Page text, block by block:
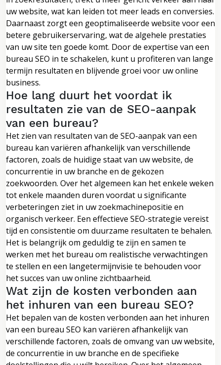
uw website, wat kan leiden tot meer leads en conversies.
Daarnaast zorgt een geoptimaliseerde website voor een
betere gebruikerservaring, wat de algehele prestaties
van uw site ten goede komt. Door de expertise van een
bureau SEO in te schakelen, kunt u profiteren van lange
termijn resultaten en blijvende groei voor uw online
business.
Hoe lang duurt het voordat ik
resultaten zie van de SEO-aanpak
van een bureau?
Het zien van resultaten van de SEO-aanpak van een
bureau kan variëren afhankelijk van verschillende
factoren, zoals de huidige staat van uw website, de
concurrentie in uw branche en de gekozen
zoekwoorden. Over het algemeen kan het enkele weken
tot enkele maanden duren voordat u significante
verbeteringen ziet in uw zoekmachinepositie en
organisch verkeer. Een effectieve SEO-strategie vereist
tijd en consistentie om duurzame resultaten te behalen.
Het is belangrijk om geduldig te zijn en samen te
werken met het bureau om realistische verwachtingen
te stellen en een langetermijnvisie te behouden voor
het succes van uw online zichtbaarheid.
Wat zijn de kosten verbonden aan
het inhuren van een bureau SEO?
Het bepalen van de kosten verbonden aan het inhuren
van een bureau SEO kan variëren afhankelijk van
verschillende factoren, zoals de omvang van uw website,
de concurrentie in uw branche en de specifieke